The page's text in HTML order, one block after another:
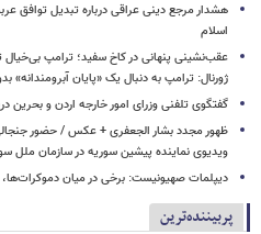
هشدار مرجع دینی عراقی درباره تبدیل توافق
اسلام
عقب‌نشینی پنهانی در کاخ سفید؛ ترامپ
ژورنال: ترامپ به دنبال یک «پایان آبرومندانه»
گفتگوی تلفنی وزرای امور خارجه اردن و بحرین
ظهور مجدد بشار الجعفری + عکس / حضور
ویدیوی نماینده پیشین سوریه در سازمان ملل
دیپلمات صهیونیست: برخی در میان دموکرات‌ها،
پربیننده‌ترین